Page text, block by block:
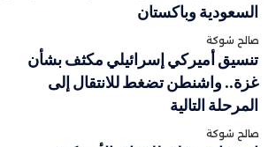
السعودية وباكستان
صالح شوكة
تنسيق أميركي إسرائيلي مكثف بشأن
غزة.. واشنطن تضغط للانتقال إلى
المرحلة التالية
صالح شوكة